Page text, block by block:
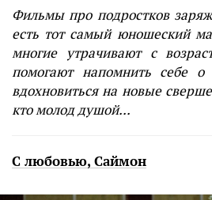
Фильмы про подростков
есть тот самый юношеский
многие утрачивают с
помогают напомнить себе
вдохновиться на новые
кто молод душой...
С любовью, Саймон